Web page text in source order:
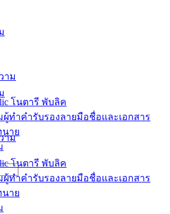
าม
โนตารี พับลิค
ทำคำรับรองลายมือชื่อและเอกสาร
นาย
าม
โนตารี พับลิค
ทำคำรับรองลายมือชื่อและเอกสาร
นาย